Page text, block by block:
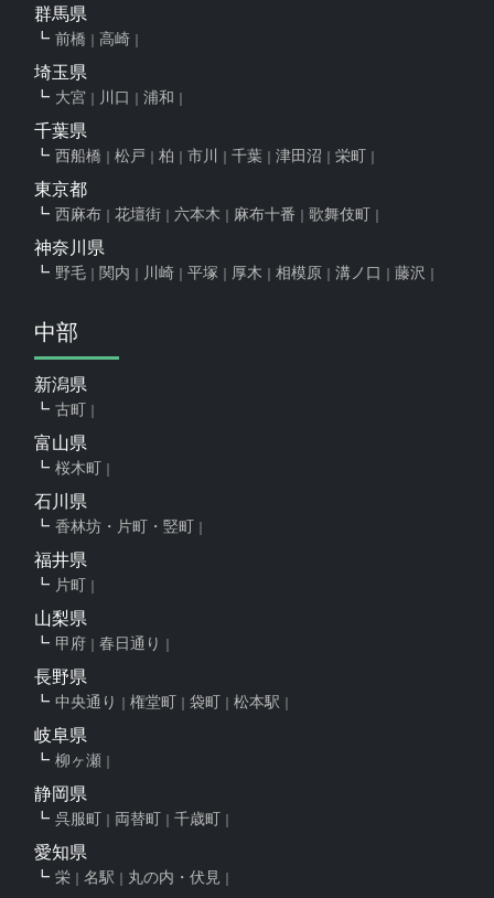
群馬県
前橋 高崎
埼玉県
大宮 川口 浦和
千葉県
西船橋 松戸 柏 市川 千葉 津田沼 栄町
東京都
西麻布 花壇街 六本木 麻布十番 歌舞伎町
神奈川県
野毛 関内 川崎 平塚 厚木 相模原 溝ノ口 藤沢
中部
新潟県
古町
富山県
桜木町
石川県
香林坊・片町・竪町
福井県
片町
山梨県
甲府 春日通り
長野県
中央通り 権堂町 袋町 松本駅
岐阜県
柳ヶ瀬
静岡県
呉服町 両替町 千歳町
愛知県
栄 名駅 丸の内・伏見